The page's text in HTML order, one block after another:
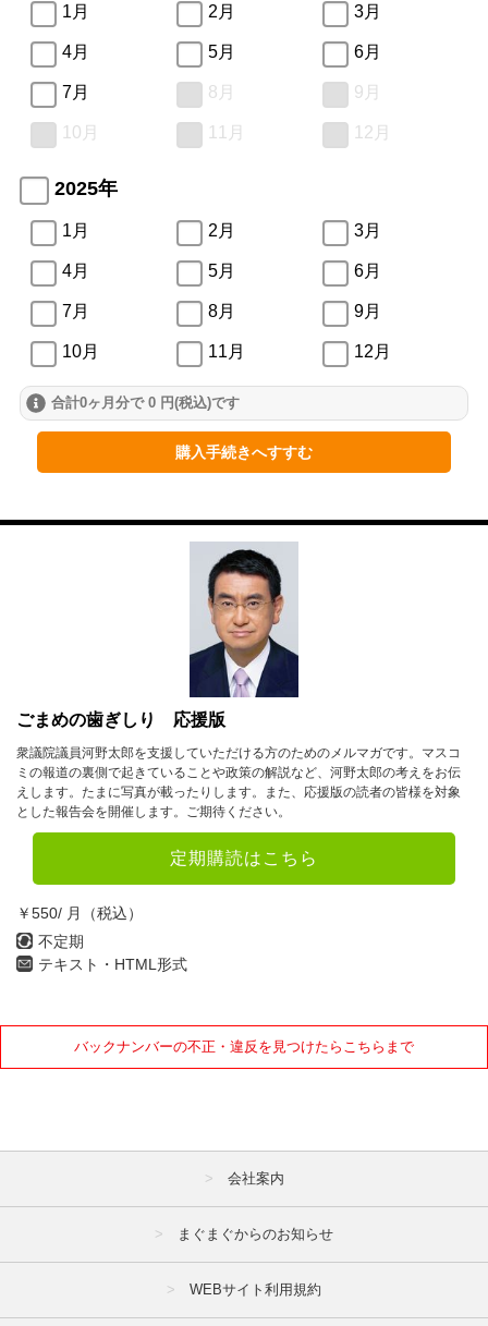
ごまめの歯ぎしり 応援版
衆議院議員河野太郎を支援していただける方のためのメルマガです。マスコ
ミの報道の裏側で起きていることや政策の解説など、河野太郎の考えをお伝
えします。たまに写真が載ったりします。また、応援版の読者の皆様を対象
とした報告会を開催します。ご期待ください。
定期購読はこちら
￥550/ 月（税込）
不定期
テキスト・HTML形式
バックナンバーの不正・違反を見つけたらこちらまで
1月 2月 3月
4月 5月 6月
7月 8月 9月
10月 11月 12月
2025年
1月 2月 3月
4月 5月 6月
7月 8月 9月
10月 11月 12月
2024年
2月
7月 8月 9月
11月
2月
4月 5月
7月 8月 9月
10月 11月 12月
1月 2月 3月
7月
2021年
4月 5月 6月
8月
11月
合計0ヶ月分で 0 円(税込)です
購入手続きへすすむ
会社案内
まぐまぐからのお知らせ
WEBサイト利用規約